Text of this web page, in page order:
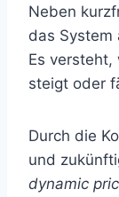
Neben
das System
Es versteht,
steigt oder
Durch die
und
dynamic